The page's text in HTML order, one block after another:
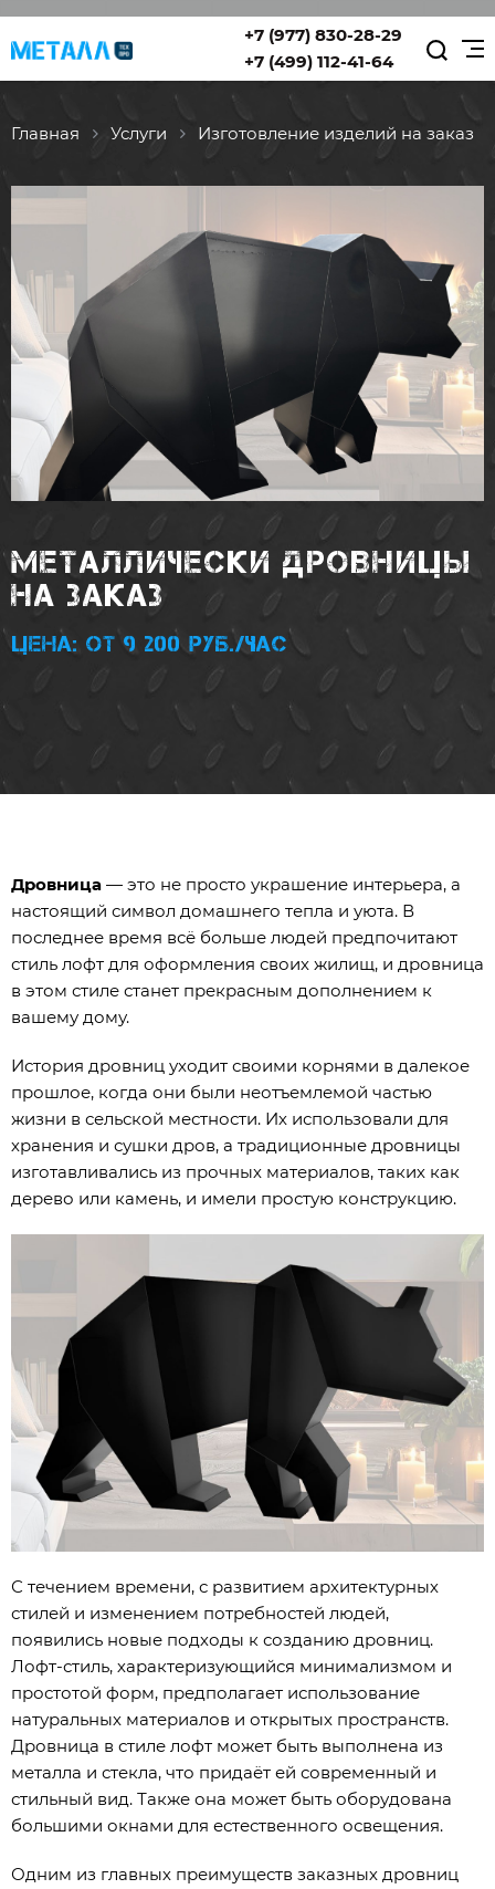
+7 (977) 830-28-29
+7 (499) 112-41-64
Главная Услуги Изготовление изделий на заказ
МЕТАЛЛИЧЕСКИ ДРОВНИЦЫ
НА ЗАКАЗ
Цена: от 9 200 руб./час
Дровница — это не просто украшение интерьера, а
настоящий символ домашнего тепла и уюта. В
последнее время всё больше людей предпочитают
стиль лофт для оформления своих жилищ, и дровница
в этом стиле станет прекрасным дополнением к
вашему дому.
История дровниц уходит своими корнями в далекое
прошлое, когда они были неотъемлемой частью
жизни в сельской местности. Их использовали для
хранения и сушки дров, а традиционные дровницы
изготавливались из прочных материалов, таких как
дерево или камень, и имели простую конструкцию.
С течением времени, с развитием архитектурных
стилей и изменением потребностей людей,
появились новые подходы к созданию дровниц.
Лофт-стиль, характеризующийся минимализмом и
простотой форм, предполагает использование
натуральных материалов и открытых пространств.
Дровница в стиле лофт может быть выполнена из
металла и стекла, что придаёт ей современный и
стильный вид. Также она может быть оборудована
большими окнами для естественного освещения.
Одним из главных преимуществ заказных дровниц